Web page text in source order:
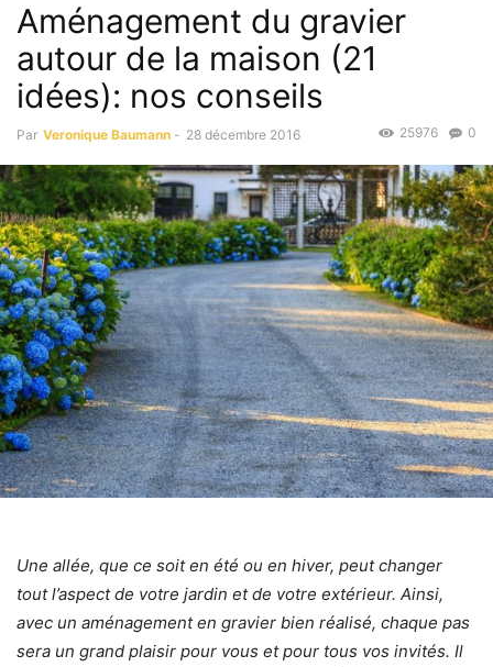
Aménagement du gravier
autour de la maison (21
idées): nos conseils
Par Veronique Baumann - 28 décembre 2016 0
25976
Une allée, que ce soit en été ou en hiver, peut changer
tout l’aspect de votre jardin et de votre extérieur. Ainsi,
avec un aménagement en gravier bien réalisé, chaque pas
sera un grand plaisir pour vous et pour tous vos invités. Il